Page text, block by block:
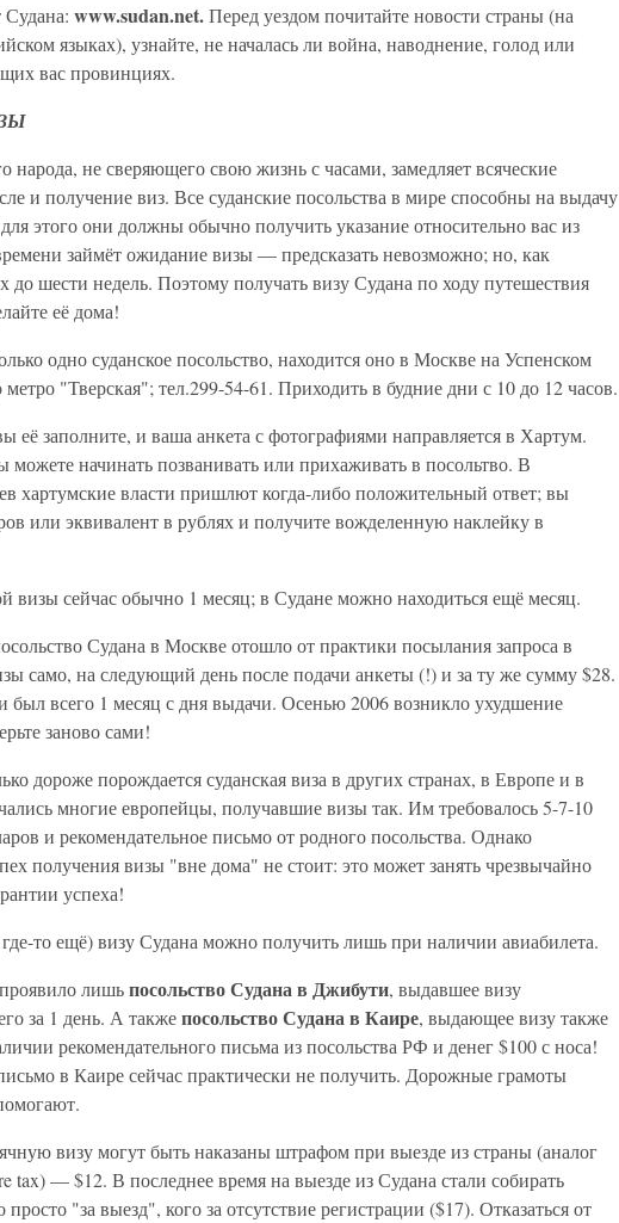
www.sudan.net.Перед уездом почитайте новости страны (на
языках), узнайте, не началась ли война, наводнение, голод или
вас провинциях.
народа, не сверяющего свою жизнь с часами, замедляет всяческие
и получение виз. Все суданские посольства в мире способны на выдачу
этого они должны обычно получить указание относительно вас из
займёт ожидание визы — предсказать невозможно; но, как
до шести недель. Поэтому получать визу Судана по ходу путешествия
её дома!
одно суданское посольство, находится оно в Москве на Успенском
метро "Тверская"; тел.299-54-61. Приходить в будние дни с 10 до 12 часов.
её заполните, и ваша анкета с фотографиями направляется в Хартум.
можете начинать позванивать или прихаживать в посольтво. В
хартумские власти пришлют когда-либо положительный ответ; вы
или эквивалент в рублях и получите вожделенную наклейку в
визы сейчас обычно 1 месяц; в Судане можно находиться ещё месяц.
Судана в Москве отошло от практики посылания запроса в
само, на следующий день после подачи анкеты (!) и за ту же сумму $28.
был всего 1 месяц с дня выдачи. Осенью 2006 возникло ухудшение
заново сами!
дороже порождается суданская виза в других странах, в Европе и в
многие европейцы, получавшие визы так. Им требовалось 5-7-10
и рекомендательное письмо от родного посольства. Однако
получения визы "вне дома" не стоит: это может занять чрезвычайно
успеха!
то ещё) визу Судана можно получить лишь при наличии авиабилета.
лишьпосольство Судана в Джибути, выдавшее визу
за 1 день. А такжепосольство Судана в Каире, выдающее визу также
рекомендательного письма из посольства РФ и денег $100 с носа!
в Каире сейчас практически не получить. Дорожные грамоты
визу могут быть наказаны штрафом при выезде из страны (аналог
tax) — $12. В последнее время на выезде из Судана стали собирать
просто "за выезд", кого за отсутствие регистрации ($17). Отказаться от